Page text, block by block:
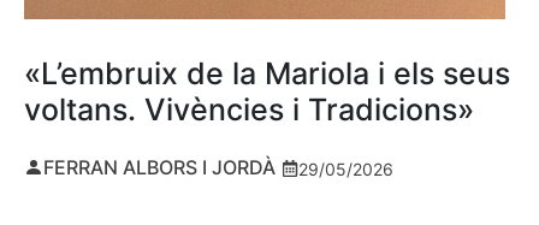
«L’embruix de la Mariola i els seus
voltans. Vivències i Tradicions»
FERRAN ALBORS I JORDÀ 29/05/2026